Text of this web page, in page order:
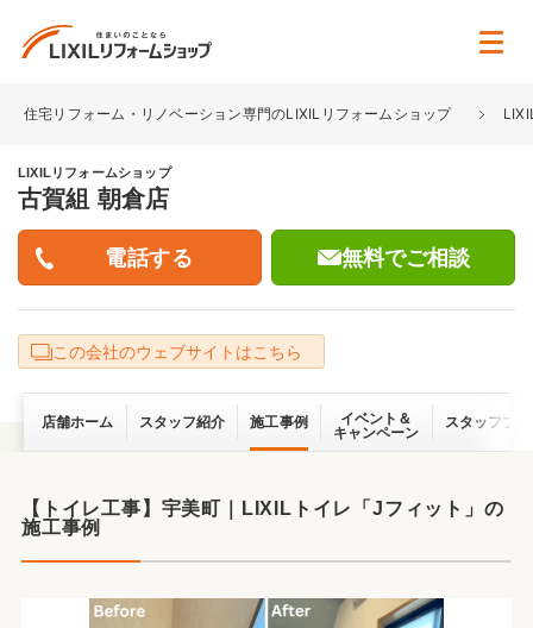
住宅リフォーム・リノベーション専門のLIXILリフォームショップ
LIXILリフォームショップ
古賀組 朝倉店
無料でご相談
この会社のウェブサイトはこちら
店舗ホーム スタッフ紹介 施工事例
イベント＆
キャンペーン
スタッフブ
【トイレ工事】宇美町｜LIXILトイレ「Jフィット」の
施工事例